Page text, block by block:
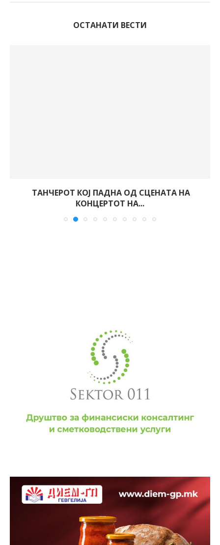
ОСТАНАТИ ВЕСТИ
ТАНЧЕРОТ КОЈ ПАДНА ОД СЦЕНАТА НА
КОНЦЕРТОТ НА...